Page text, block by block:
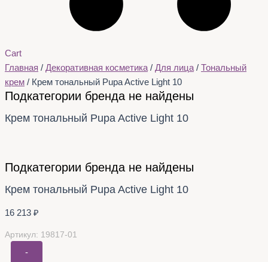
Cart
Главная / Декоративная косметика / Для лица / Тональный
крем / Крем тональный Pupa Active Light 10
Подкатегории бренда не найдены
Крем тональный Pupa Active Light 10
Подкатегории бренда не найдены
Крем тональный Pupa Active Light 10
16 213 ₽
Артикул: 19817-01
-